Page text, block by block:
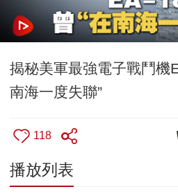
揭秘美軍最強電子戰鬥機
南海一度失聯”
118
播放列表